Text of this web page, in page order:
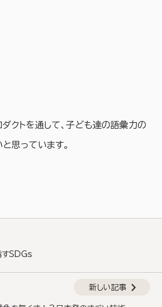
クトを通して、子ども達の語彙力の
思っています。
SDGs
新しい記事 chevron_right